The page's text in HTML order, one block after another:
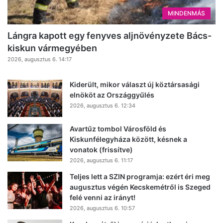
MINDENMÁS
Lángra kapott egy fenyves aljnövényzete Bács-
kiskun vármegyében
2026, augusztus 6. 14:17
Kiderült, mikor választ új köztársasági
elnököt az Országgyűlés
2026, augusztus 6. 12:34
Avartűz tombol Városföld és
Kiskunfélegyháza között, késnek a
vonatok (frissítve)
2026, augusztus 6. 11:17
Teljes lett a SZIN programja: ezért éri meg
augusztus végén Kecskemétről is Szeged
felé venni az irányt!
2026, augusztus 6. 10:57